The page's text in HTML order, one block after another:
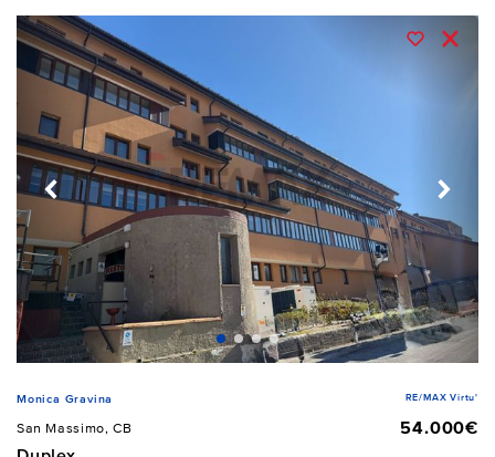
Monica Gravina RE/MAX Virtu'
San Massimo, CB
54.000€